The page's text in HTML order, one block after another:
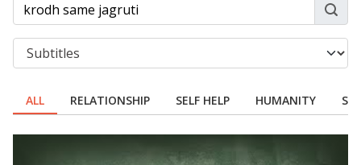
ALL RELATIONSHIP SELF HELP HUMANITY